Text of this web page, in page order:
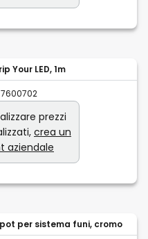
Your LED, 1m
7600702
prezzi
crea un
aziendale
per sistema funi, cromo